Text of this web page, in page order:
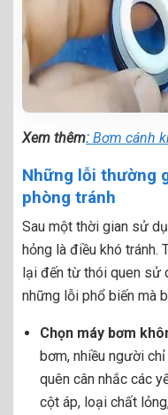
Xem thêm: Bơm cánh
Những lỗi thường
phòng tránh
Sau một thời gian sử
hỏng là điều khó tránh.
lại đến từ thói quen sử
những lỗi phổ biến mà
Chọn máy bơm
bơm, nhiều người
quên cân nhắc các
cột áp, loại chất